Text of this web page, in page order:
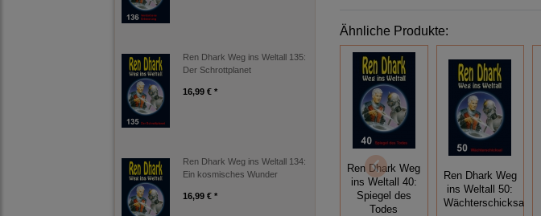
Ren Dhark Weg ins Weltall 135:
Der Schrottplanet
16,99 € *
Ren Dhark Weg ins Weltall 134:
Ein kosmisches Wunder
16,99 € *
Ähnliche Produkte:
Ren Dhark Weg
ins Weltall 40:
Spiegel des
Todes
Ren Dhark Weg
ins Weltall 50:
Wächterschicksal